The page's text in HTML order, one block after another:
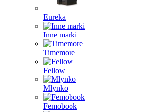
Eureka
Inne marki
Timemore
Fellow
Mlynko
Femobook